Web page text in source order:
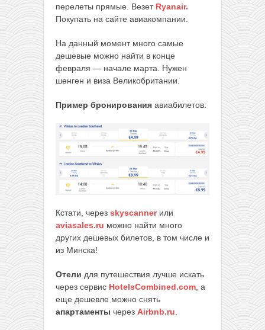
перелеты прямые. Везет Ryanair.
Покупать на сайте авиакомпании.
На данный момент много самые
дешевые можно найти в конце
февраля — начале марта. Нужен
шенген и виза Великобритании.
Пример бронирования авиабилетов:
Кстати, через skyscannerили
aviasales.ru можно найти много
других дешевых билетов, в том числе и
из Минска!
Отели для путешествия лучше искать
через сервис HotelsCombined.com , а
еще дешевле можно снять
апартаменты через Airbnb.ru